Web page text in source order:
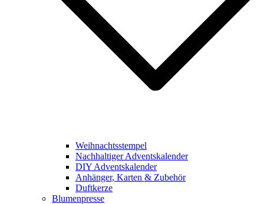
Weihnachtsstempel
Nachhaltiger Adventskalender
DIY Adventskalender
Anhänger, Karten & Zubehör
Duftkerze
Blumenpresse